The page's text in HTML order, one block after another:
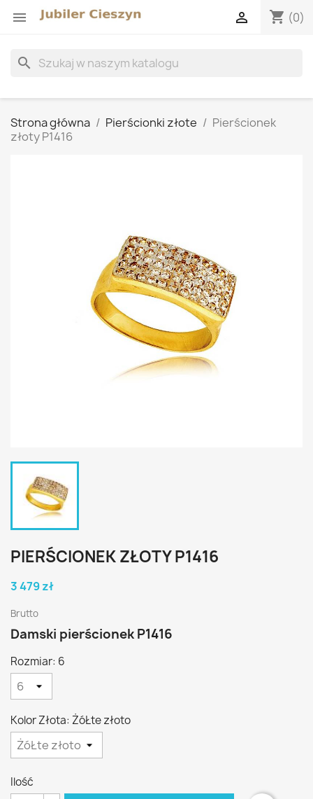
 shopping_cart (0)

search
Strona główna Pierścionki złote
Pierścionek
złoty P1416
PIERŚCIONEK ZŁOTY P1416
3 479 zł
Brutto
Damski pierścionek P1416
Rozmiar: 6
Kolor Złota: ŻóŁte złoto
Ilość